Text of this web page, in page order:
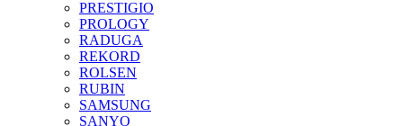
PRESTIGIO
PROLOGY
RADUGA
REKORD
ROLSEN
RUBIN
SAMSUNG
SANYO